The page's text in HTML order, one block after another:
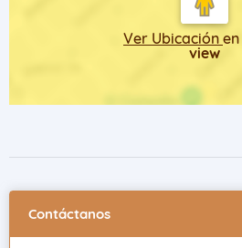
Ver Ubicación en
view
Contáctanos